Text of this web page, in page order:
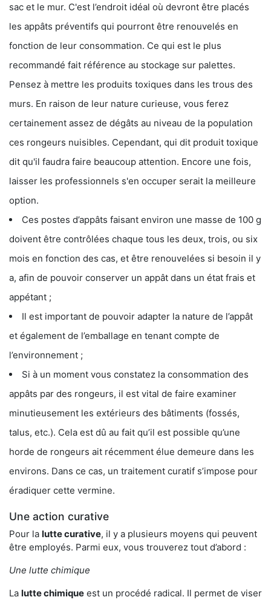
sac et le mur. C'est l’endroit idéal où devront être placés
les appâts préventifs qui pourront être renouvelés en
fonction de leur consommation. Ce qui est le plus
recommandé fait référence au stockage sur palettes.
Pensez à mettre les produits toxiques dans les trous des
murs. En raison de leur nature curieuse, vous ferez
certainement assez de dégâts au niveau de la population
ces rongeurs nuisibles. Cependant, qui dit produit toxique
dit qu'il faudra faire beaucoup attention. Encore une fois,
laisser les professionnels s'en occuper serait la meilleure
option.
Ces postes d’appâts faisant environ une masse de 100 g
doivent être contrôlées chaque tous les deux, trois, ou six
mois en fonction des cas, et être renouvelées si besoin il y
a, afin de pouvoir conserver un appât dans un état frais et
appétant ;
Il est important de pouvoir adapter la nature de l’appât
et également de l’emballage en tenant compte de
l’environnement ;
Si à un moment vous constatez la consommation des
appâts par des rongeurs, il est vital de faire examiner
minutieusement les extérieurs des bâtiments (fossés,
talus, etc.). Cela est dû au fait qu’il est possible qu’une
horde de rongeurs ait récemment élue demeure dans les
environs. Dans ce cas, un traitement curatif s’impose pour
éradiquer cette vermine.
Une action curative
Pour la lutte curative, il y a plusieurs moyens qui peuvent
être employés. Parmi eux, vous trouverez tout d’abord :
Une lutte chimique
La lutte chimique est un procédé radical. Il permet de viser